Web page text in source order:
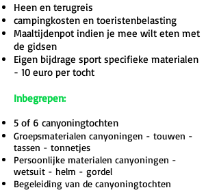
Heen en terugreis
campingkosten en toeristenbelasting
Maaltijdenpot indien je mee wilt eten met
de gidsen
Eigen bijdrage sport specifieke materialen
- 10 euro per tocht
Inbegrepen:
5 of 6 canyoningtochten
Groepsmaterialen canyoningen - touwen -
tassen - tonnetjes
Persoonlijke materialen canyoningen -
wetsuit - helm - gordel
Begeleiding van de canyoningtochten